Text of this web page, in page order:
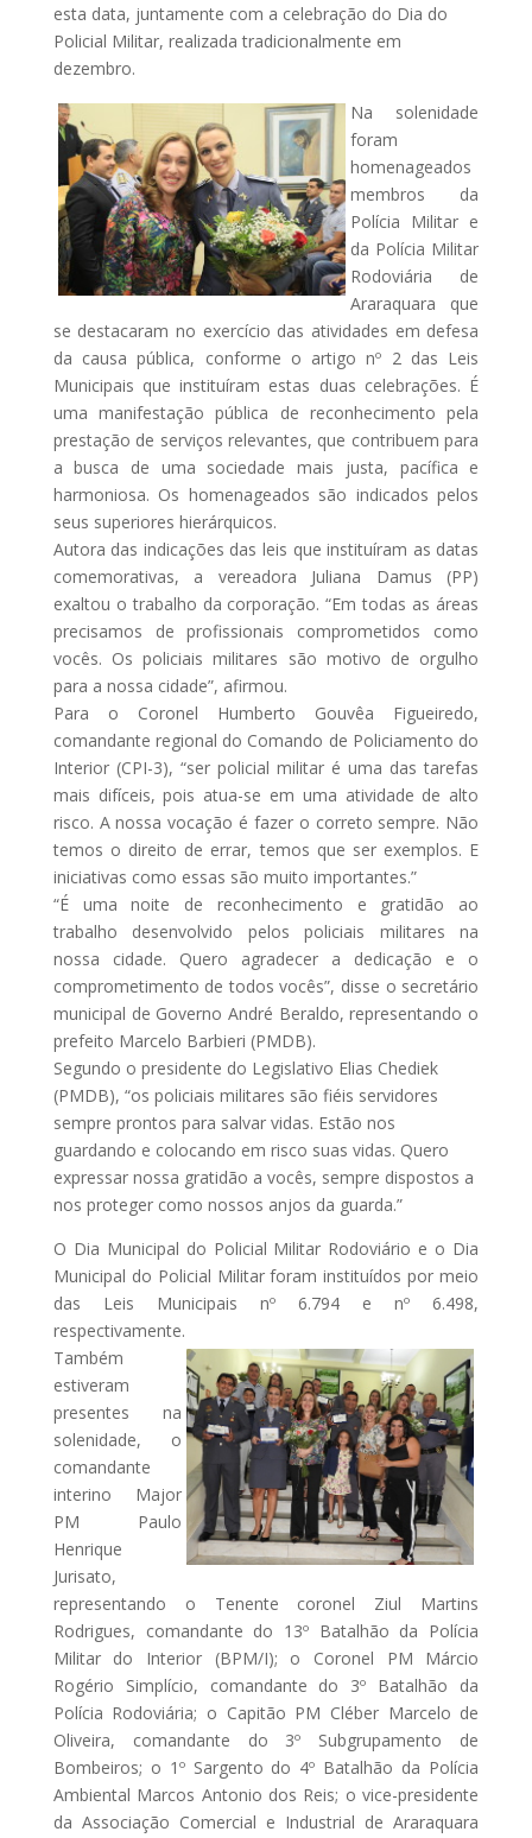
esta data, juntamente com a celebração do Dia do
Policial Militar, realizada tradicionalmente em
dezembro.
Na solenidade
foram
homenageados
membros da
Polícia Militar e
da Polícia Militar
Rodoviária de
Araraquara que
se destacaram no exercício das atividades em defesa
da causa pública, conforme o artigo nº 2 das Leis
Municipais que instituíram estas duas celebrações. É
uma manifestação pública de reconhecimento pela
prestação de serviços relevantes, que contribuem para
a busca de uma sociedade mais justa, pacífica e
harmoniosa. Os homenageados são indicados pelos
seus superiores hierárquicos.
Autora das indicações das leis que instituíram as datas
comemorativas, a vereadora Juliana Damus (PP)
exaltou o trabalho da corporação. “Em todas as áreas
precisamos de profissionais comprometidos como
vocês. Os policiais militares são motivo de orgulho
para a nossa cidade”, afirmou.
Para o Coronel Humberto Gouvêa Figueiredo,
comandante regional do Comando de Policiamento do
Interior (CPI-3), “ser policial militar é uma das tarefas
mais difíceis, pois atua-se em uma atividade de alto
risco. A nossa vocação é fazer o correto sempre. Não
temos o direito de errar, temos que ser exemplos. E
iniciativas como essas são muito importantes.”
“É uma noite de reconhecimento e gratidão ao
trabalho desenvolvido pelos policiais militares na
nossa cidade. Quero agradecer a dedicação e o
comprometimento de todos vocês”, disse o secretário
municipal de Governo André Beraldo, representando o
prefeito Marcelo Barbieri (PMDB).
Segundo o presidente do Legislativo Elias Chediek
(PMDB), “os policiais militares são fiéis servidores
sempre prontos para salvar vidas. Estão nos
guardando e colocando em risco suas vidas. Quero
expressar nossa gratidão a vocês, sempre dispostos a
nos proteger como nossos anjos da guarda.”
O Dia Municipal do Policial Militar Rodoviário e o Dia
Municipal do Policial Militar foram instituídos por meio
das Leis Municipais nº 6.794 e nº 6.498,
respectivamente.
Também
estiveram
presentes na
solenidade, o
comandante
interino Major
PM Paulo
Henrique
Jurisato,
representando o Tenente coronel Ziul Martins
Rodrigues, comandante do 13º Batalhão da Polícia
Militar do Interior (BPM/I); o Coronel PM Márcio
Rogério Simplício, comandante do 3º Batalhão da
Polícia Rodoviária; o Capitão PM Cléber Marcelo de
Oliveira, comandante do 3º Subgrupamento de
Bombeiros; o 1º Sargento do 4º Batalhão da Polícia
Ambiental Marcos Antonio dos Reis; o vice-presidente
da Associação Comercial e Industrial de Araraquara